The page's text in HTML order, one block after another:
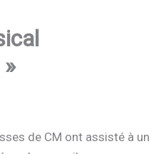
de CM ont assisté à un